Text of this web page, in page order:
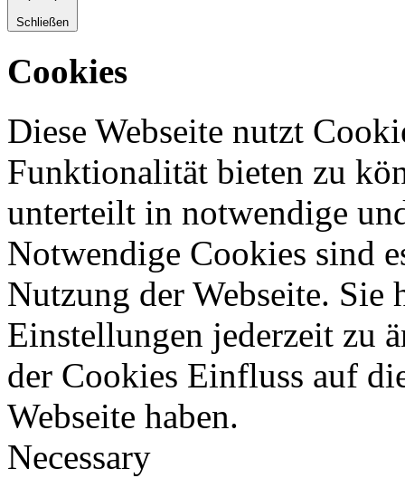
Schließen
Cookies
Diese Webseite nutzt
Funktionalität bieten zu
unterteilt in notwendige
Notwendige Cookies sind
Nutzung der Webseite.
Einstellungen jederzeit zu
der Cookies Einfluss auf
Webseite haben.
Necessary